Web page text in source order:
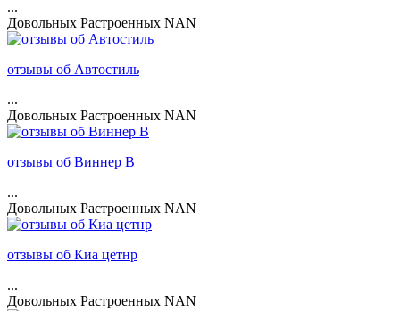
...
Довольных Растроенных NAN
отзывы об Автостиль
...
Довольных Растроенных NAN
отзывы об Виннер В
...
Довольных Растроенных NAN
отзывы об Киа цетнр
...
Довольных Растроенных NAN